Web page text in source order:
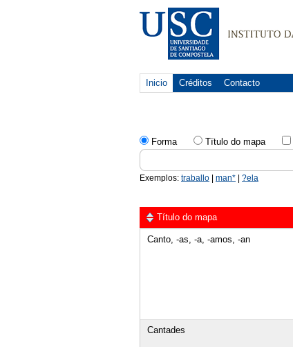
Inicio Créditos
Contacto
Forma Tïtulo do mapa
Exemplos: traballo man* ?ela
Título do mapa
Canto, -as, -a, -amos, -an
Cantades